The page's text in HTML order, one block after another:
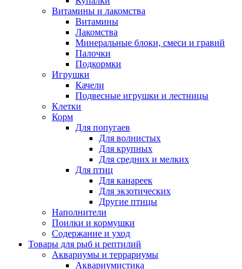
Витамины и лакомства
Витамины
Лакомства
Минеральные блоки, смеси и гравий
Палочки
Подкормки
Игрушки
Качели
Подвесные игрушки и лестницы
Клетки
Корм
Для попугаев
Для волнистых
Для крупных
Для средних и мелких
Для птиц
Для канареек
Для экзотических
Другие птицы
Наполнители
Поилки и кормушки
Содержание и уход
Товары для рыб и рептилий
Аквариумы и террариумы
Аквариумистика